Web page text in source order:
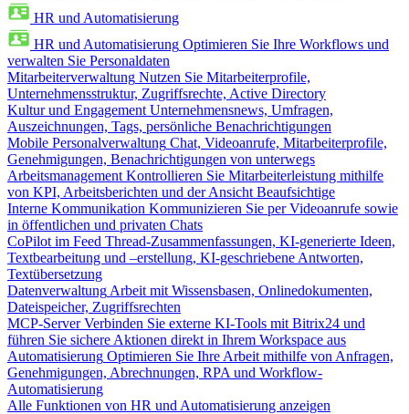
HR und Automatisierung
HR und Automatisierung Optimieren Sie Ihre Workflows und
verwalten Sie Personaldaten
Mitarbeiterverwaltung Nutzen Sie Mitarbeiterprofile,
Unternehmensstruktur, Zugriffsrechte, Active Directory
Kultur und Engagement Unternehmensnews, Umfragen,
Auszeichnungen, Tags, persönliche Benachrichtigungen
Mobile Personalverwaltung Chat, Videoanrufe, Mitarbeiterprofile,
Genehmigungen, Benachrichtigungen von unterwegs
Arbeitsmanagement Kontrollieren Sie Mitarbeiterleistung mithilfe
von KPI, Arbeitsberichten und der Ansicht Beaufsichtige
Interne Kommunikation Kommunizieren Sie per Videoanrufe sowie
in öffentlichen und privaten Chats
CoPilot im Feed Thread-Zusammenfassungen, KI-generierte Ideen,
Textbearbeitung und –erstellung, KI-geschriebene Antworten,
Textübersetzung
Datenverwaltung Arbeit mit Wissensbasen, Onlinedokumenten,
Dateispeicher, Zugriffsrechten
MCP-Server Verbinden Sie externe KI-Tools mit Bitrix24 und
führen Sie sichere Aktionen direkt in Ihrem Workspace aus
Automatisierung Optimieren Sie Ihre Arbeit mithilfe von Anfragen,
Genehmigungen, Abrechnungen, RPA und Workflow-
Automatisierung
Alle Funktionen von HR und Automatisierung anzeigen